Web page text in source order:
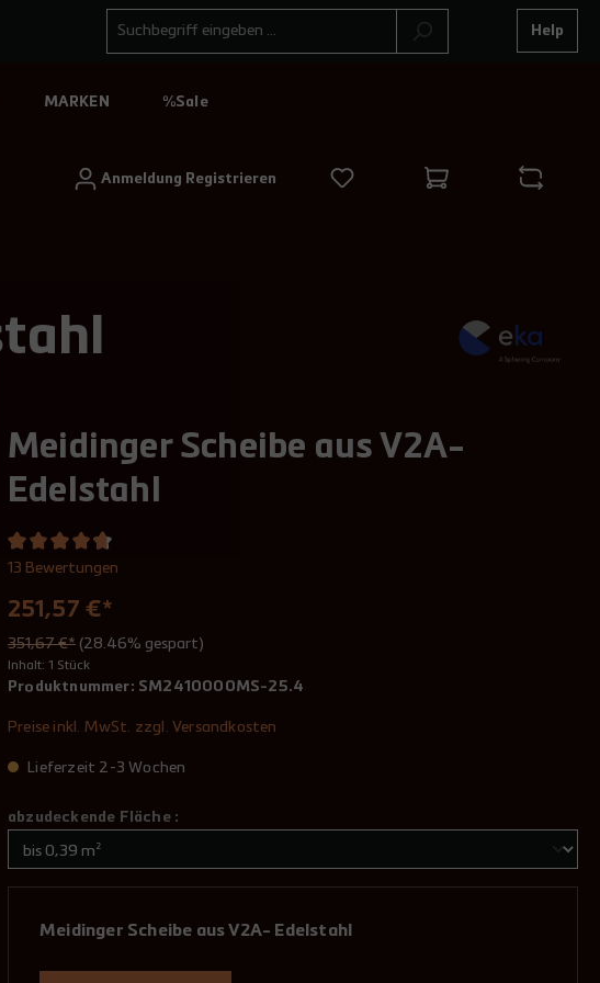
Help
MARKEN %Sale
Anmeldung Registrieren
Meidinger Scheibe aus V2A-
Edelstahl
13 Bewertungen
251,57 €*
351,67 €* (28.46% gespart)
Inhalt: 1 Stück
Produktnummer: SM2410000MS-25.4
Preise inkl. MwSt. zzgl. Versandkosten
Lieferzeit 2-3 Wochen
abzudeckende Fläche :
Meidinger Scheibe aus V2A- Edelstahl